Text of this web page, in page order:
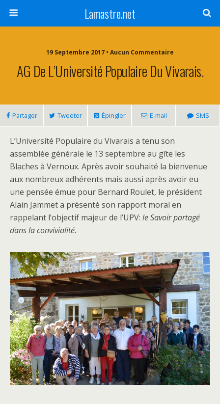
Lamastre.net
19 Septembre 2017 • Aucun Commentaire
AG De L’Université Populaire Du Vivarais.
Partager Tweeter Épingler E-mail SMS
L’Université Populaire du Vivarais a tenu son
assemblée générale le 13 septembre au gîte les
Blaches à Vernoux. Après avoir souhaité la bienvenue
aux nombreux adhérents mais aussi après avoir eu
une pensée émue pour Bernard Roulet, le président
Alain Jammet a présenté son rapport moral en
rappelant l’objectif majeur de l’UPV: le Savoir partagé
dans la convivialité.